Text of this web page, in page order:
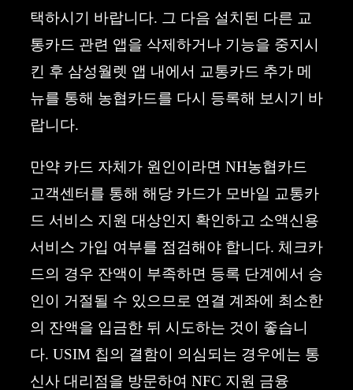
택하시기 바랍니다. 그 다음 설치된 다른 교
통카드 관련 앱을 삭제하거나 기능을 중지시
킨 후 삼성월렛 앱 내에서 교통카드 추가 메
뉴를 통해 농협카드를 다시 등록해 보시기 바
랍니다.
만약 카드 자체가 원인이라면 NH농협카드
고객센터를 통해 해당 카드가 모바일 교통카
드 서비스 지원 대상인지 확인하고 소액신용
서비스 가입 여부를 점검해야 합니다. 체크카
드의 경우 잔액이 부족하면 등록 단계에서 승
인이 거절될 수 있으므로 연결 계좌에 최소한
의 잔액을 입금한 뒤 시도하는 것이 좋습니
다. USIM 칩의 결함이 의심되는 경우에는 통
신사 대리점을 방문하여 NFC 지원 금융